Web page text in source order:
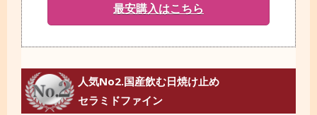
最安購入はこちら
人気No2.国産飲む日焼け止め
セラミドファイン